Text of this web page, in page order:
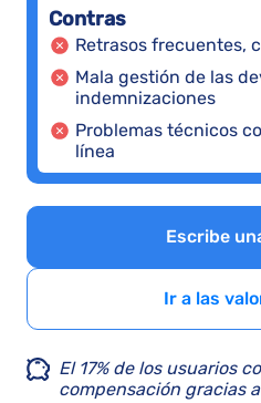
Contras
Retrasos frecuentes,
Mala gestión de las
indemnizaciones
Problemas técnicos
línea
Escribe
Ir a las
El 17% de los usuarios
compensación gracias